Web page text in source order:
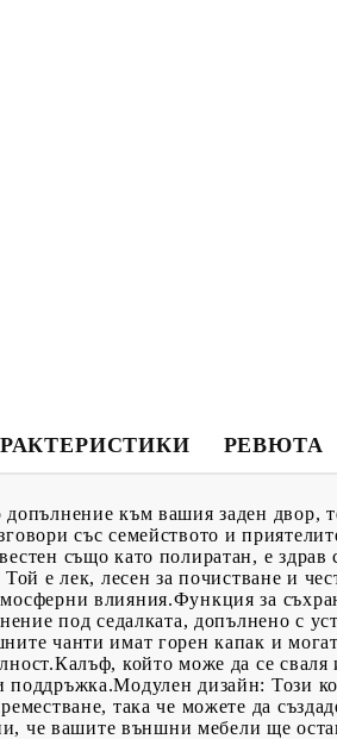
РЕВЮТА
към вашия заден двор,
със семейството и
също като полиратан, е
е лек, лесен за почистване и
влияния.Функция за
под седалката, допълнено с
чанти имат горен капак и
който може да се
дизайн: Този
така че можете да
че вашите външни мебели ще